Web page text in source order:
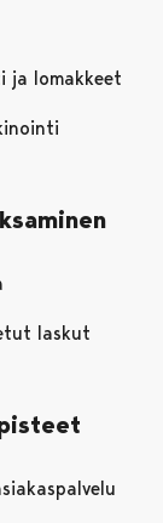
ja lomakkeet
laskut